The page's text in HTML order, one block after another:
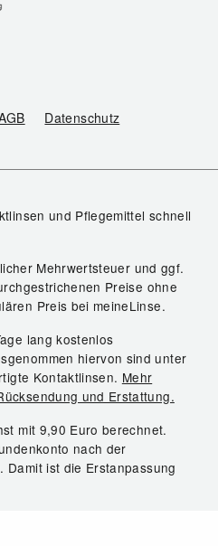
Datenschutz
und Pflegemittel schnell
Mehrwertsteuer und ggf.
Preise ohne
Preis bei meineLinse.
lang kostenlos
hiervon sind unter
Kontaktlinsen. Mehr
und Erstattung.
mit 9,90 Euro berechnet.
nach der
Damit ist die Erstanpassung